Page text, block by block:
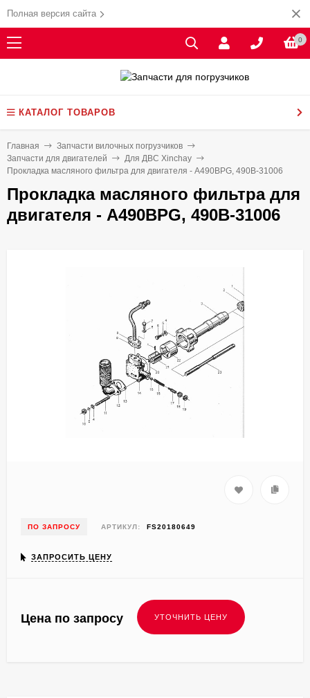
Полная версия сайта
0
КАТАЛОГ ТОВАРОВ
Главная
Запчасти вилочных погрузчиков
Запчасти для двигателей
Для ДВС Xinchay
Прокладка масляного фильтра для двигателя - A490BPG, 490B-31006
Прокладка масляного фильтра для
двигателя - A490BPG, 490B-31006
ПО ЗАПРОСУ АРТИКУЛ: FS20180649
ЗАПРОСИТЬ ЦЕНУ
Цена по запросу